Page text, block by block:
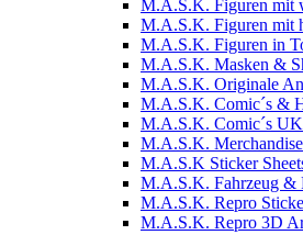
M.A.S.K. Figuren mit
M.A.S.K. Figuren mit
M.A.S.K. Figuren in
M.A.S.K. Masken &
M.A.S.K. Originale
M.A.S.K. Comic´s &
M.A.S.K. Comic´s UK
M.A.S.K. Merchandise
M.A.S.K Sticker
M.A.S.K. Fahrzeug &
M.A.S.K. Repro
M.A.S.K. Repro 3D